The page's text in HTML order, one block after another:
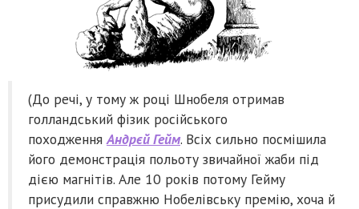
(До речі, у тому ж році Шнобеля отримав
голландський фізик російського
походженняАндрєй Гейм. Всіх сильно посмішила
його демонстрація польоту звичайної жаби під
дією магнітів. Але 10 років потому Гейму
присудили справжню Нобелівську премію, хоча й